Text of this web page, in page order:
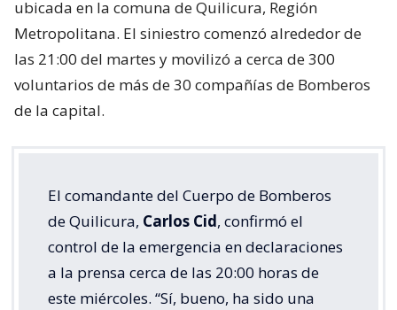
ubicada en la comuna de Quilicura, Región
Metropolitana. El siniestro comenzó alrededor de
las 21:00 del martes y movilizó a cerca de 300
voluntarios de más de 30 compañías de Bomberos
de la capital.
El comandante del Cuerpo de Bomberos
de Quilicura, Carlos Cid, confirmó el
control de la emergencia en declaraciones
a la prensa cerca de las 20:00 horas de
este miércoles. “Sí, bueno, ha sido una